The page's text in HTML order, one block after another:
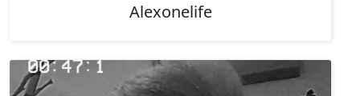
Alexonelife